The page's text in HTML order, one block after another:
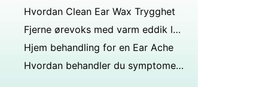
Hvordan Clean Ear Wax Trygghet
Fjerne ørevoks med varm eddik løsning
Hjem behandling for en Ear Ache
Hvordan behandler du symptomer på å inhalere blekemiddel?